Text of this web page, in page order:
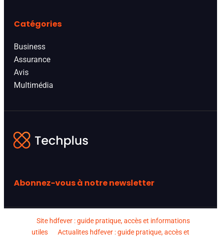
Catégories
Business
Assurance
Avis
Multimédia
Abonnez-vous à notre newsletter
Site hdfever : guide pratique, accès et informations
utiles
Actualites hdfever : guide pratique, accès et